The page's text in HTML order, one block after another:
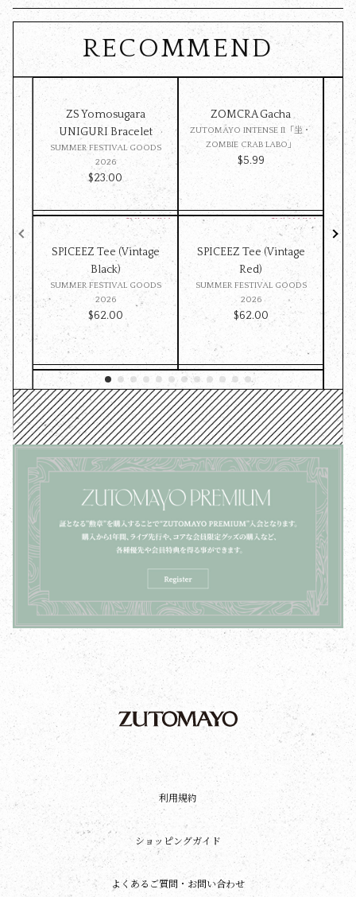
RECOMMEND
ZS Yomosugara
UNIGURI Bracelet
SUMMER FESTIVAL GOODS
2026
$‌23.00
ZOMCRA Gacha
ZUTOMAYO INTENSE II「坐・
ZOMBIE CRAB LABO」
$‌5.99
SPICEEZ Tee (Vintage
Black)
SUMMER FESTIVAL GOODS
2026
$‌62.00
SPICEEZ Tee (Vintage
Red)
SUMMER FESTIVAL GOODS
2026
$‌62.00
利用規約
ショッピングガイド
よくあるご質問・お問い合わせ